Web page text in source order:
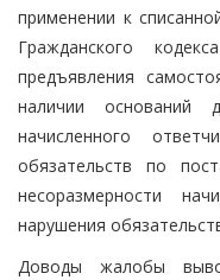
применении к
Гражданского
предъявления
наличии оснований
начисленного
обязательств по
несоразмерности
нарушения
Доводы жалобы